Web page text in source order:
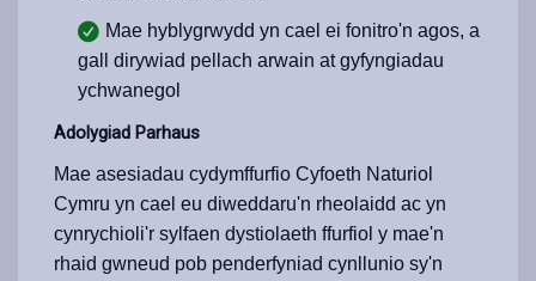
Mae hyblygrwydd yn cael ei fonitro'n agos, a
gall dirywiad pellach arwain at gyfyngiadau
ychwanegol
Adolygiad Parhaus
Mae asesiadau cydymffurfio Cyfoeth Naturiol
Cymru yn cael eu diweddaru'n rheolaidd ac yn
cynrychioli'r sylfaen dystiolaeth ffurfiol y mae'n
rhaid gwneud pob penderfyniad cynllunio sy'n